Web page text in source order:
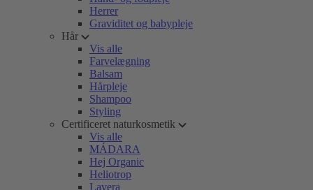
Herrer
Graviditet og babypleje
Hår
Vis alle
Farvelægning
Balsam
Hårpleje
Shampoo
Styling
Certificeret naturkosmetik
Vis alle
MÁDARA
Hej Organic
Heliotrop
Lavera